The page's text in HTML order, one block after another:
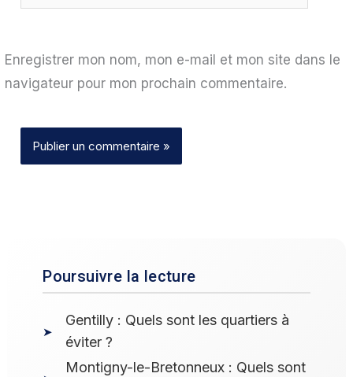
Enregistrer mon nom, mon e-mail et mon site dans le
navigateur pour mon prochain commentaire.
Poursuivre la lecture
Gentilly : Quels sont les quartiers à
éviter ?
Montigny-le-Bretonneux : Quels sont